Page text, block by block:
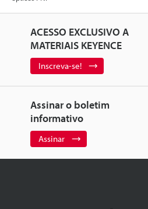
ACESSO EXCLUSIVO A
MATERIAIS KEYENCE
Inscreva-se!
Assinar o boletim
informativo
Assinar